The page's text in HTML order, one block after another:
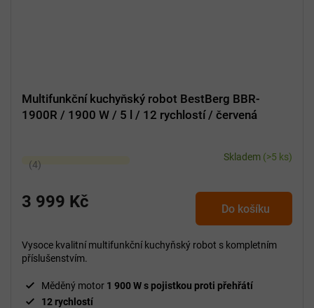
Multifunkční kuchyňský robot BestBerg BBR-
1900R / 1900 W / 5 l / 12 rychlostí / červená
Průměrné
produktu
z
5
Skladem (>5 ks)
3 999 Kč Do košíku
Vysoce kvalitní multifunkční kuchyňský robot s kompletním
příslušenstvím.
Měděný motor 1 900 W s pojistkou proti přehřátí
12 rychlostí